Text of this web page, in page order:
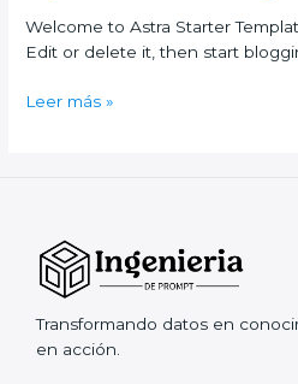
Welcome to Astra Starter
Edit or delete it, then start
Leer más »
Transformando datos en
en acción.